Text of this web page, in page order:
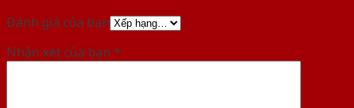
Đánh giá của bạn
Nhận xét của bạn *